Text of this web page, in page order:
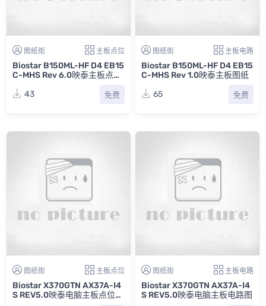
图纸街 主板点位
Biostar B150ML-HF D4 EB15
C-MHS Rev 6.0映泰主板点位
43
免费
图纸街 主板电路
Biostar B150ML-HF D4 EB15
C-MHS Rev 1.0映泰主板图纸
65
免费
图纸街 主板点位
Biostar X370GTN AX37A-I4
S REV5.0映泰电脑主板点位图
图纸街 主板电路
Biostar X370GTN AX37A-I4
S REV5.0映泰电脑主板电路图